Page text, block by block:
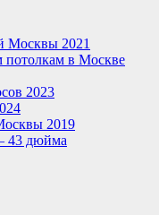
Москвы 2021
в Москве
2023
2019
43 дюйма